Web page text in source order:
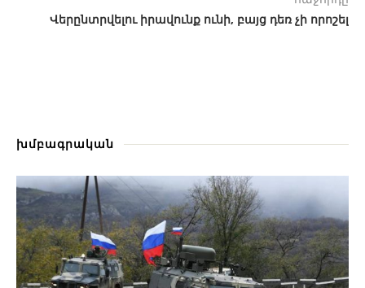
Վերընտրվելու իրավունք ունի, բայց դեռ չի որոշել
խմբագրական